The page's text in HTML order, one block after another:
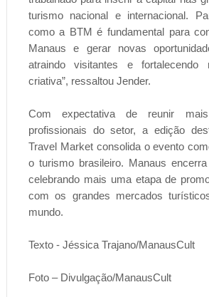
turismo nacional e internacional.
como a BTM é fundamental para
Manaus e gerar novas
atraindo visitantes e fortalecendo
criativa”, ressaltou Jender.
Com expectativa de reunir
profissionais do setor, a edição
Travel Market consolida o evento
o turismo brasileiro. Manaus
celebrando mais uma etapa de
com os grandes mercados
mundo.
Texto - Jéssica Trajano/ManausCult
Foto – Divulgação/ManausCult